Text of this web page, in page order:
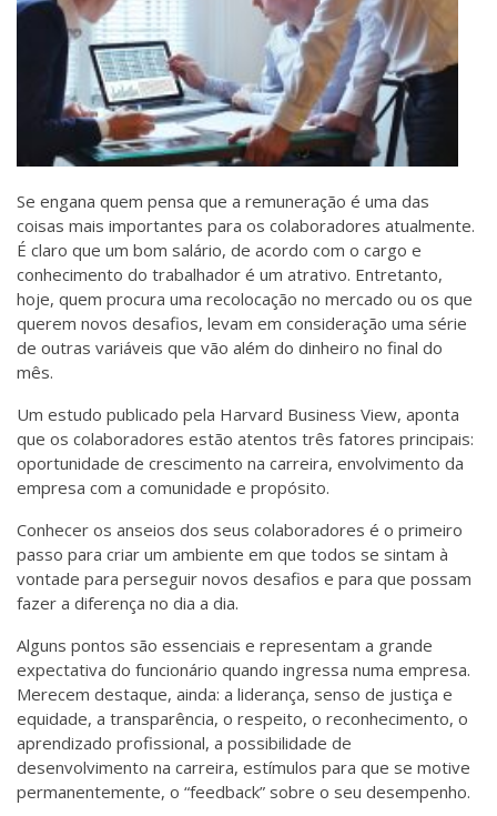
Se engana quem pensa que a remuneração é uma das
coisas mais importantes para os colaboradores atualmente.
É claro que um bom salário, de acordo com o cargo e
conhecimento do trabalhador é um atrativo. Entretanto,
hoje, quem procura uma recolocação no mercado ou os que
querem novos desafios, levam em consideração uma série
de outras variáveis que vão além do dinheiro no final do
mês.
Um estudo publicado pela Harvard Business View, aponta
que os colaboradores estão atentos três fatores principais:
oportunidade de crescimento na carreira, envolvimento da
empresa com a comunidade e propósito.
Conhecer os anseios dos seus colaboradores é o primeiro
passo para criar um ambiente em que todos se sintam à
vontade para perseguir novos desafios e para que possam
fazer a diferença no dia a dia.
Alguns pontos são essenciais e representam a grande
expectativa do funcionário quando ingressa numa empresa.
Merecem destaque, ainda: a liderança, senso de justiça e
equidade, a transparência, o respeito, o reconhecimento, o
aprendizado profissional, a possibilidade de
desenvolvimento na carreira, estímulos para que se motive
permanentemente, o “feedback” sobre o seu desempenho.